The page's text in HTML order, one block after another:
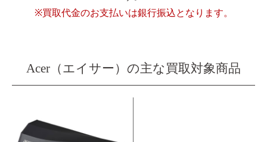
※買取代金のお支払いは銀行振込となります。
Acer（エイサー）の主な買取対象商品